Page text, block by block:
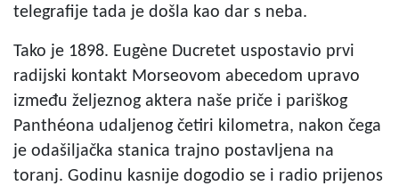
telegrafije tada je došla kao dar s neba.
Tako je 1898. Eugène Ducretet uspostavio prvi
radijski kontakt Morseovom abecedom upravo
između željeznog aktera naše priče i pariškog
Panthéona udaljenog četiri kilometra, nakon čega
je odašiljačka stanica trajno postavljena na
toranj. Godinu kasnije dogodio se i radio prijenos